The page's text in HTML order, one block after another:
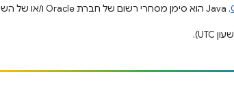
.‏ Java הוא סימן מסחרי רשום של חברת Oracle ו/או של השותפים העצמאיים שלה.